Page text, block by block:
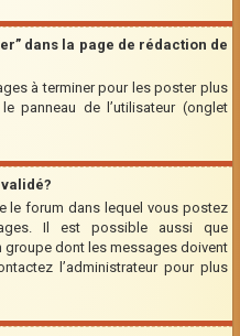
dans la page de rédaction de
à terminer pour les poster plus
panneau de l’utilisateur (onglet
le forum dans lequel vous postez
Il est possible aussi que
groupe dont les messages doivent
l’administrateur pour plus